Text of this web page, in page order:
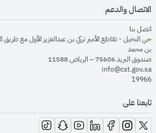
الاتصال والدعم
اتصل بنا
حي النخيل - تقاطع الأمير تركي بن عبدالعزيز الأول مع طريق
بن محمد
صندوق البريد 75606 – الرياض 11588
info@cst.gov.sa
19966
تابعنا على
opens in new window
opens in new window
opens in new window
opens in new window
opens in new window
opens in new window
in new window